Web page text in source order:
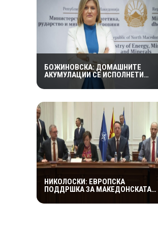
БОЖИНОВСКА: ДОМАШНИТЕ
АКУМУЛАЦИИ СЕ ИСПОЛНЕТИ
ОКОЛУ 70 ОТСТО,
ЕЛЕКТРОЕНЕРГЕТСКИОТ СИСТЕМ
НИКОЛОСКИ: ЕВРОПСКА
ПОДДРШКА ЗА МАКЕДОНСКАТА
МИЛИОНИ ЕВРА ЗА ПРУГАТА КОН